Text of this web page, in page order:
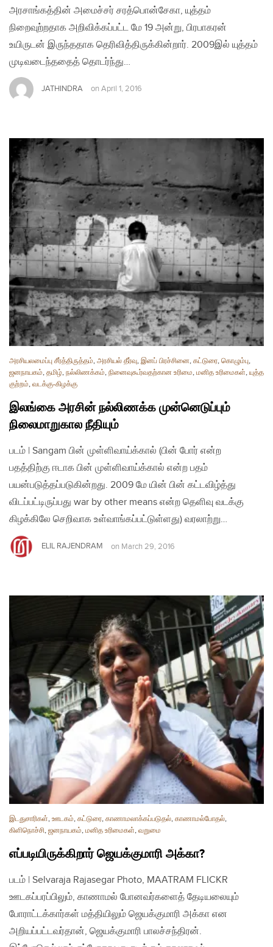
அரசாங்கத்தின் அமைச்சர் சரத்பொன்சேகா, யுத்தம்
நிறைவுற்றதாக அறிவிக்கப்பட்ட மே 19 அன்று, பிரபாகரன்
உயிருடன் இருந்ததாக தெரிவித்திருக்கின்றார். 2009இல் யுத்தம்
முடிவடைந்ததைத் தொடர்ந்து…
JATHINDRA on April 1, 2016
அரசியலமைப்பு சீர்த்திருத்தம், அரசியல் தீர்வு, இனப் பிரச்சினை, கட்டுரை, கொழும்பு,
ஜனநாயகம், தமிழ், நல்லிணக்கம், நினைவுகூர்வதற்கான உரிமை, மனித உரிமைகள், யுத்த
குற்றம், வடக்கு-கிழக்கு
இலங்கை அரசின் நல்லிணக்க முன்னெடுப்பும்
நிலைமாறுகால நீதியும்
படம் | Sangam பின் முள்ளிவாய்க்கால் (பின் போர் என்ற
பதத்திற்கு ஈடாக பின் முள்ளிவாய்க்கால் என்ற பதம்
பயன்படுத்தப்படுகின்றது. 2009 மே யின் பின் கட்டவிழ்த்து
விடப்பட்டிருப்பது war by other means என்ற தெளிவு வடக்கு
கிழக்கிலே செறிவாக உள்வாங்கப்பட்டுள்ளது) வரலாற்று…
ELIL RAJENDRAM on March 29, 2016
இடதுசாரிகள், ஊடகம், கட்டுரை, காணாமலாக்கப்படுதல், காணாமல்போதல்,
கிளிநொச்சி, ஜனநாயகம், மனித உரிமைகள், வறுமை
எப்படியிருக்கிறார் ஜெயக்குமாரி அக்கா?
படம் | Selvaraja Rajasegar Photo, MAATRAM FLICKR
ஊடகப்பரப்பிலும், காணாமல் போனவர்களைத் தேடியலையும்
போராட்டக்கார்கள் மத்தியிலும் ஜெயக்குமாரி அக்கா என
அறியப்பட்டவர்தான், ஜெயக்குமாரி பாலச்சந்திரன்.